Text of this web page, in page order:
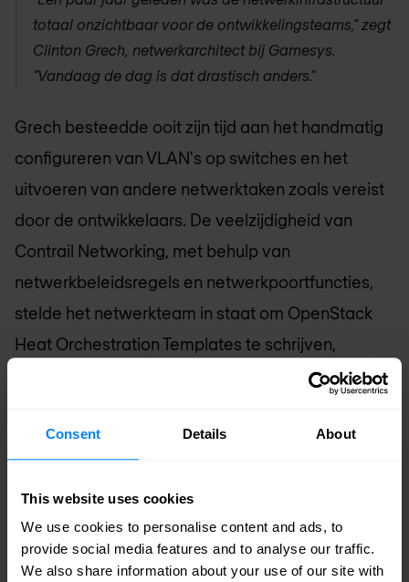
Consent Details About
This website uses cookies
We use cookies to personalise content and ads, to
provide social media features and to analyse our traffic.
We also share information about your use of our site with
totaal onzichtbaar voor de ontwikkelingsteams," zegt
Clinton Grech, netwerkarchitect bij Gamesys.
"Vandaag de dag is dat drastisch anders."
Grech besteedde ooit zijn tijd aan het handmatig
configureren van VLAN's op switches en het
uitvoeren van andere netwerktaken zoals vereist
door de ontwikkelaars. De veelzijdigheid van
Contrail Networking, met behulp van
netwerkbeleidsregels en netwerkpoortfuncties,
stelde het netwerkteam in staat om OpenStack
Heat Orchestration Templates te schrijven,
zetten voor de ontwikkelteams. Ontwikkelaars
playbooks.
"We zijn van dagen naar uren gegaan om